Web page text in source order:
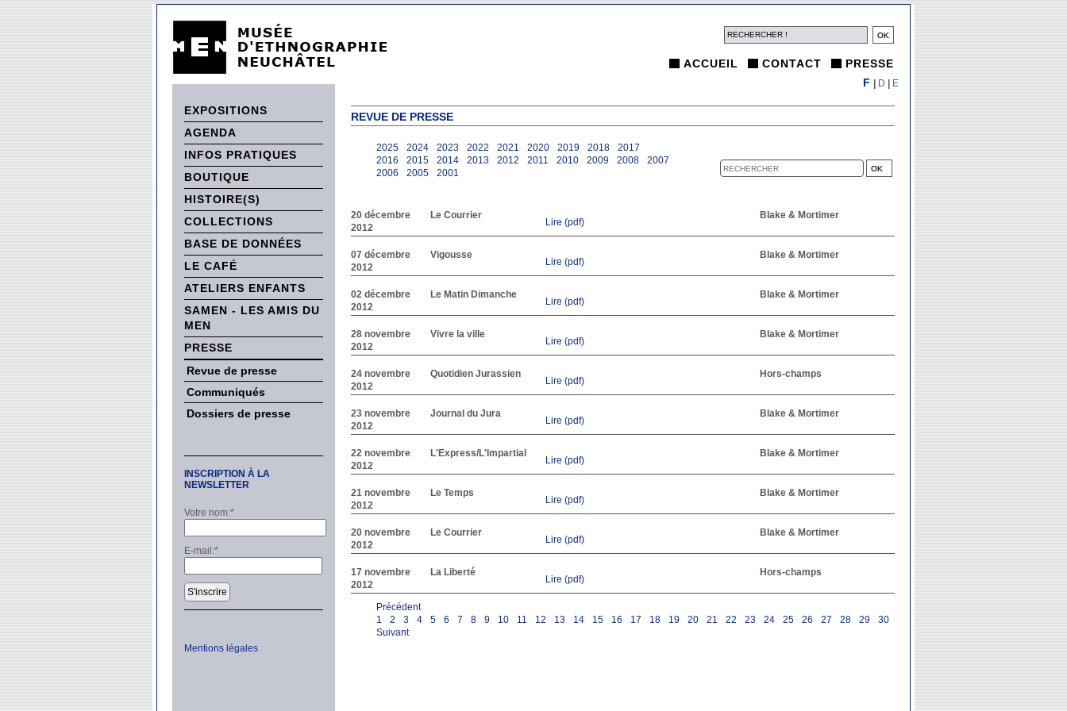
ACCUEIL CONTACT PRESSE
EXPOSITIONS
AGENDA
INFOS PRATIQUES
BOUTIQUE
HISTOIRE(S)
COLLECTIONS
BASE DE DONNÉES
LE CAFÉ
ATELIERS ENFANTS
SAMEN - LES AMIS DU
MEN
PRESSE
Revue de presse
Communiqués
Dossiers de presse
INSCRIPTION À LA
NEWSLETTER
Votre nom:*
E-mail:*
S'inscrire
Mentions légales
REVUE DE PRESSE
2025 2024 2023 2022 2021 2020 2019 2018
2017
2016
2015 2014 2013 2012 2011 2010 2009 2008
2007
2006
2005 2001
20 décembre
2012
Le Courrier
Lire (pdf)
Blake & Mortimer
07 décembre
2012
Vigousse
Lire (pdf)
Blake & Mortimer
02 décembre
2012
Le Matin Dimanche
Lire (pdf)
Blake & Mortimer
28 novembre
2012
Vivre la ville
Lire (pdf)
Blake & Mortimer
24 novembre
2012
Quotidien Jurassien
Lire (pdf)
Hors-champs
23 novembre
2012
Journal du Jura
Lire (pdf)
Blake & Mortimer
22 novembre
2012
L'Express/L'Impartial
Lire (pdf)
Blake & Mortimer
21 novembre
2012
Le Temps
Lire (pdf)
Blake & Mortimer
20 novembre
2012
Le Courrier
Lire (pdf)
Blake & Mortimer
17 novembre
2012
La Liberté
Lire (pdf)
Hors-champs
Précédent
1
2 3 4 5 6 7 8 9 10 11 12 13 14 15 16 17 18 19 20 21 22 23 24 25 26 27 28 29 30
Suivant
F D E